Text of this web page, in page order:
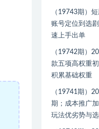
（19743期）
账号定位到选
速上手出单
（19742期）
款五项高权重
积累基础权重
（19741期）
期；成本推广
玩法优劣势与